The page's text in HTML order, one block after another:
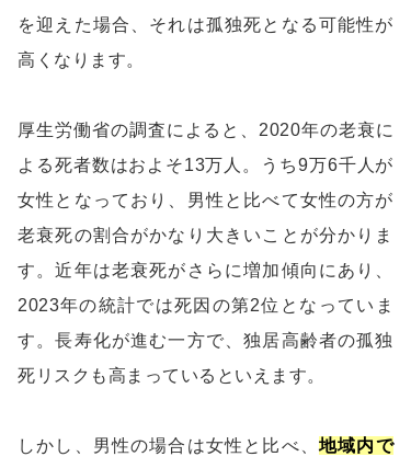
を迎えた場合、それは孤独死となる可能性が
高くなります。
厚生労働省の調査によると、2020年の老衰に
よる死者数はおよそ13万人。うち9万6千人が
女性となっており、男性と比べて女性の方が
老衰死の割合がかなり大きいことが分かりま
す。近年は老衰死がさらに増加傾向にあり、
2023年の統計では死因の第2位となっていま
す。長寿化が進む一方で、独居高齢者の孤独
死リスクも高まっているといえます。
しかし、男性の場合は女性と比べ、 地域内で